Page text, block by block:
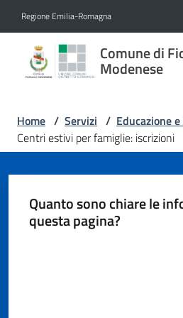
Regione Emilia-Romagna
Comune di
Modenese
Comune
di Fiorano
Amministrazione
Servizi
Home / Servizi / Educazione
Centri estivi per famiglie: iscrizioni
Quanto sono chiare le
questa pagina?